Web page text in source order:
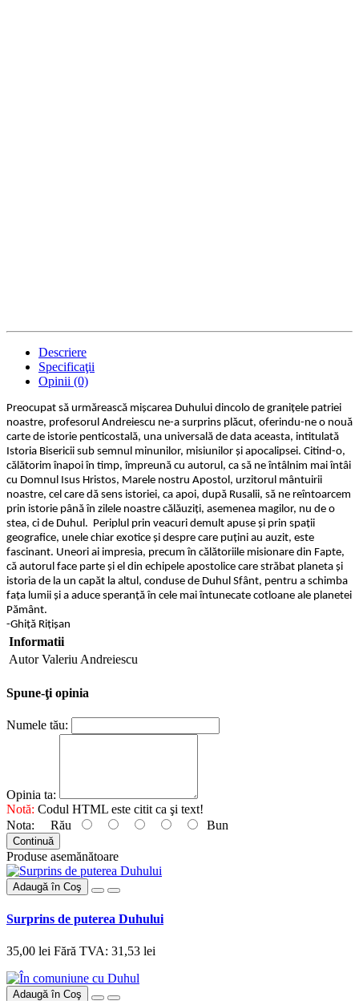
Descriere
Specificaţii
Opinii (0)
Preocupat să urmărească mișcarea Duhului dincolo de granițele patriei
noastre, profesorul Andreiescu ne-a surprins plăcut, oferindu-ne o nouă
carte de istorie penticostală, una universală de data aceasta, intitulată
Istoria Bisericii sub semnul minunilor, misiunilor și apocalipsei. Citind-o,
călătorim înapoi în timp, împreună cu autorul, ca să ne întâlnim mai întâi
cu Domnul Isus Hristos, Marele nostru Apostol, urzitorul mântuirii
noastre, cel care dă sens istoriei, ca apoi, după Rusalii, să ne reîntoarcem
prin istorie până în zilele noastre călăuziți, asemenea magilor, nu de o
stea, ci de Duhul. Periplul prin veacuri demult apuse și prin spații
geografice, unele chiar exotice și despre care puțini au auzit, este
fascinant. Uneori ai impresia, precum în călătoriile misionare din Fapte,
că autorul face parte și el din echipele apostolice care străbat planeta și
istoria de la un capăt la altul, conduse de Duhul Sfânt, pentru a schimba
fața lumii și a aduce speranță în cele mai întunecate cotloane ale planetei
Pământ.
-Ghiță Rițișan
Informatii
Autor Valeriu Andreiescu
Spune-ţi opinia
Numele tău:
Opinia ta:
Notă: Codul HTML este citit ca şi text!
Nota: Rău Bun
Continuă
Produse asemănătoare
Adaugă în Coş
Surprins de puterea Duhului
35,00 lei Fără TVA: 31,53 lei
Adaugă în Coş